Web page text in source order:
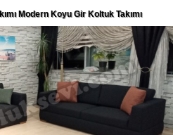
Modern Koyu Gir Koltuk Takımı